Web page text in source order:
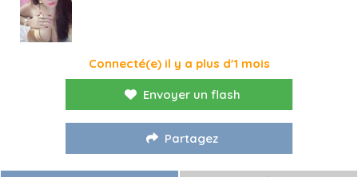
Connecté(e) il y a plus d'1 mois
Envoyer un flash
Partagez